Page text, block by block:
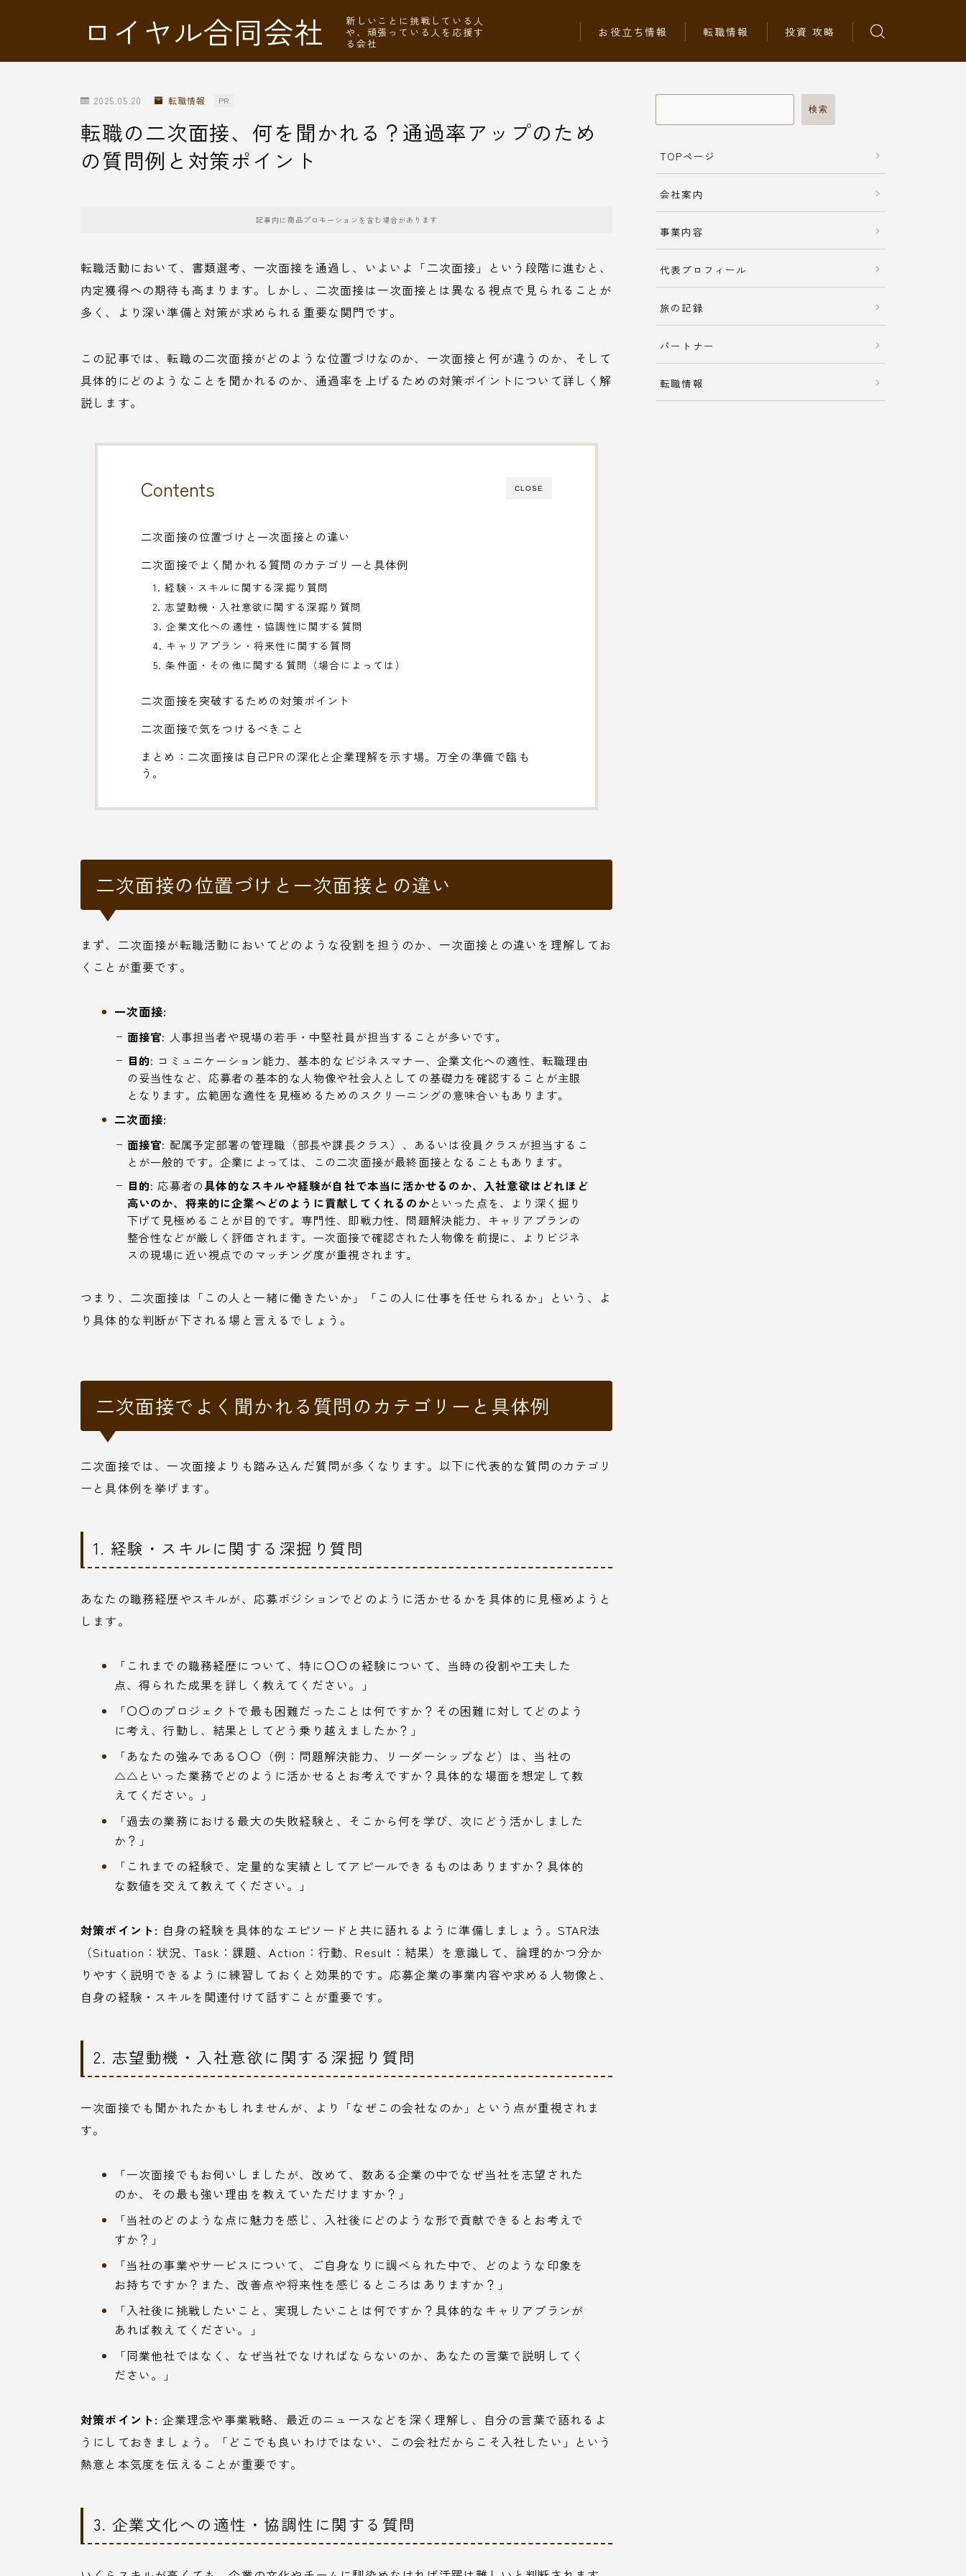
ロイヤル合同会社
新しいことに挑戦している人
や、頑張っている人を応援す
る会社
お役立ち情報 転職情報 投資 攻略
2025.05.20 転職情報 PR
転職の二次面接、何を聞かれる？通過率アップのため
の質問例と対策ポイント
記事内に商品プロモーションを含む場合があります
転職活動において、書類選考、一次面接を通過し、いよいよ「二次面接」という段階に進むと、
内定獲得への期待も高まります。しかし、二次面接は一次面接とは異なる視点で見られることが
多く、より深い準備と対策が求められる重要な関門です。
この記事では、転職の二次面接がどのような位置づけなのか、一次面接と何が違うのか、そして
具体的にどのようなことを聞かれるのか、通過率を上げるための対策ポイントについて詳しく解
説します。
CLOSE
Contents
二次面接の位置づけと一次面接との違い
二次面接でよく聞かれる質問のカテゴリーと具体例
1. 経験・スキルに関する深掘り質問
2. 志望動機・入社意欲に関する深掘り質問
3. 企業文化への適性・協調性に関する質問
4. キャリアプラン・将来性に関する質問
5. 条件面・その他に関する質問（場合によっては）
二次面接を突破するための対策ポイント
二次面接で気をつけるべきこと
まとめ：二次面接は自己PRの深化と企業理解を示す場。万全の準備で臨も
う。
二次面接の位置づけと一次面接との違い
まず、二次面接が転職活動においてどのような役割を担うのか、一次面接との違いを理解してお
くことが重要です。
一次面接:
面接官: 人事担当者や現場の若手・中堅社員が担当することが多いです。
目的: コミュニケーション能力、基本的なビジネスマナー、企業文化への適性、転職理由
の妥当性など、応募者の基本的な人物像や社会人としての基礎力を確認することが主眼
となります。広範囲な適性を見極めるためのスクリーニングの意味合いもあります。
二次面接:
面接官: 配属予定部署の管理職（部長や課長クラス）、あるいは役員クラスが担当するこ
とが一般的です。企業によっては、この二次面接が最終面接となることもあります。
目的: 応募者の具体的なスキルや経験が自社で本当に活かせるのか、入社意欲はどれほど
高いのか、将来的に企業へどのように貢献してくれるのかといった点を、より深く掘り
下げて見極めることが目的です。専門性、即戦力性、問題解決能力、キャリアプランの
整合性などが厳しく評価されます。一次面接で確認された人物像を前提に、よりビジネ
スの現場に近い視点でのマッチング度が重視されます。
つまり、二次面接は「この人と一緒に働きたいか」「この人に仕事を任せられるか」という、よ
り具体的な判断が下される場と言えるでしょう。
二次面接でよく聞かれる質問のカテゴリーと具体例
二次面接では、一次面接よりも踏み込んだ質問が多くなります。以下に代表的な質問のカテゴリ
ーと具体例を挙げます。
1. 経験・スキルに関する深掘り質問
あなたの職務経歴やスキルが、応募ポジションでどのように活かせるかを具体的に見極めようと
します。
「これまでの職務経歴について、特に〇〇の経験について、当時の役割や工夫した
点、得られた成果を詳しく教えてください。」
「〇〇のプロジェクトで最も困難だったことは何ですか？その困難に対してどのよう
に考え、行動し、結果としてどう乗り越えましたか？」
「あなたの強みである〇〇（例：問題解決能力、リーダーシップなど）は、当社の
△△といった業務でどのように活かせるとお考えですか？具体的な場面を想定して教
えてください。」
「過去の業務における最大の失敗経験と、そこから何を学び、次にどう活かしました
か？」
「これまでの経験で、定量的な実績としてアピールできるものはありますか？具体的
な数値を交えて教えてください。」
対策ポイント: 自身の経験を具体的なエピソードと共に語れるように準備しましょう。STAR法
（Situation：状況、Task：課題、Action：行動、Result：結果）を意識して、論理的かつ分か
りやすく説明できるように練習しておくと効果的です。応募企業の事業内容や求める人物像と、
自身の経験・スキルを関連付けて話すことが重要です。
2. 志望動機・入社意欲に関する深掘り質問
一次面接でも聞かれたかもしれませんが、より「なぜこの会社なのか」という点が重視されま
す。
「一次面接でもお伺いしましたが、改めて、数ある企業の中でなぜ当社を志望された
のか、その最も強い理由を教えていただけますか？」
「当社のどのような点に魅力を感じ、入社後にどのような形で貢献できるとお考えで
すか？」
「当社の事業やサービスについて、ご自身なりに調べられた中で、どのような印象を
お持ちですか？また、改善点や将来性を感じるところはありますか？」
「入社後に挑戦したいこと、実現したいことは何ですか？具体的なキャリアプランが
あれば教えてください。」
「同業他社ではなく、なぜ当社でなければならないのか、あなたの言葉で説明してく
ださい。」
対策ポイント: 企業理念や事業戦略、最近のニュースなどを深く理解し、自分の言葉で語れるよ
うにしておきましょう。「どこでも良いわけではない、この会社だからこそ入社したい」という
熱意と本気度を伝えることが重要です。
3. 企業文化への適性・協調性に関する質問
検索
TOPページ
会社案内
事業内容
代表プロフィール
旅の記録
パートナー
転職情報